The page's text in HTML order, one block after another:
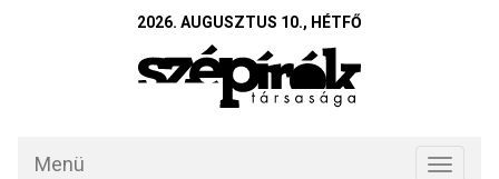
2026. AUGUSZTUS 10., HÉTFŐ
Toggle
Menü